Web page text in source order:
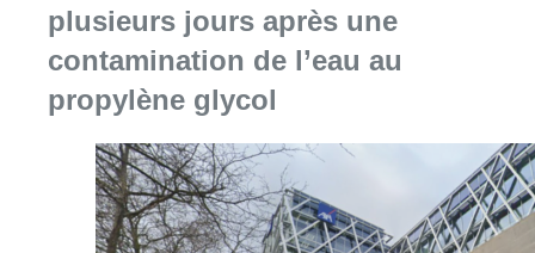
plusieurs jours après une
contamination de l’eau au
propylène glycol